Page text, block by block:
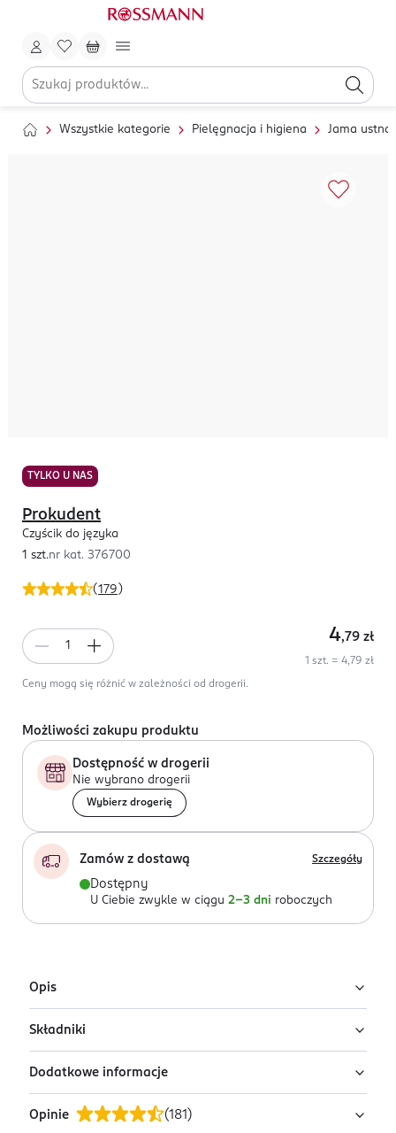
Wszystkie kategorie Pielęgnacja i higiena Jama ustna
TYLKO U NAS
(179 )
Prokudent
Czyścik do języka
1 szt.nr kat. 376700
4,79 zł
1 szt. = 4,79 zł
Ceny mogą się różnić w zależności od drogerii.
Możliwości zakupu produktu
Dostępność w drogerii
Nie wybrano drogerii
Wybierz drogerię
Zamów z dostawą Szczegóły
Dostępny
U Ciebie zwykle w ciągu 2-3 dni roboczych
Opis
Czyścik do języka Prokudent.
Składniki
brak danych
Dodatkowe informacje
PRZYGOTOWANIE I STOSOWANIE
Opinie (181 )